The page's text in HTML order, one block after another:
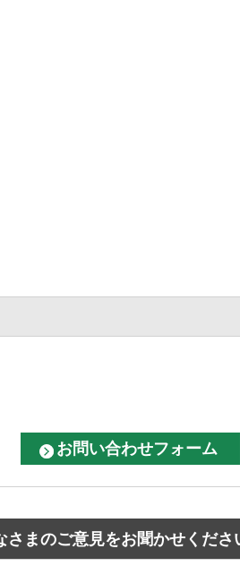
さまのご意見をお聞かせくださ